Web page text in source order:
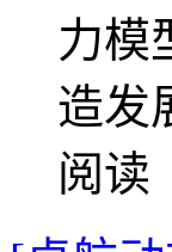
力模
造发
阅读